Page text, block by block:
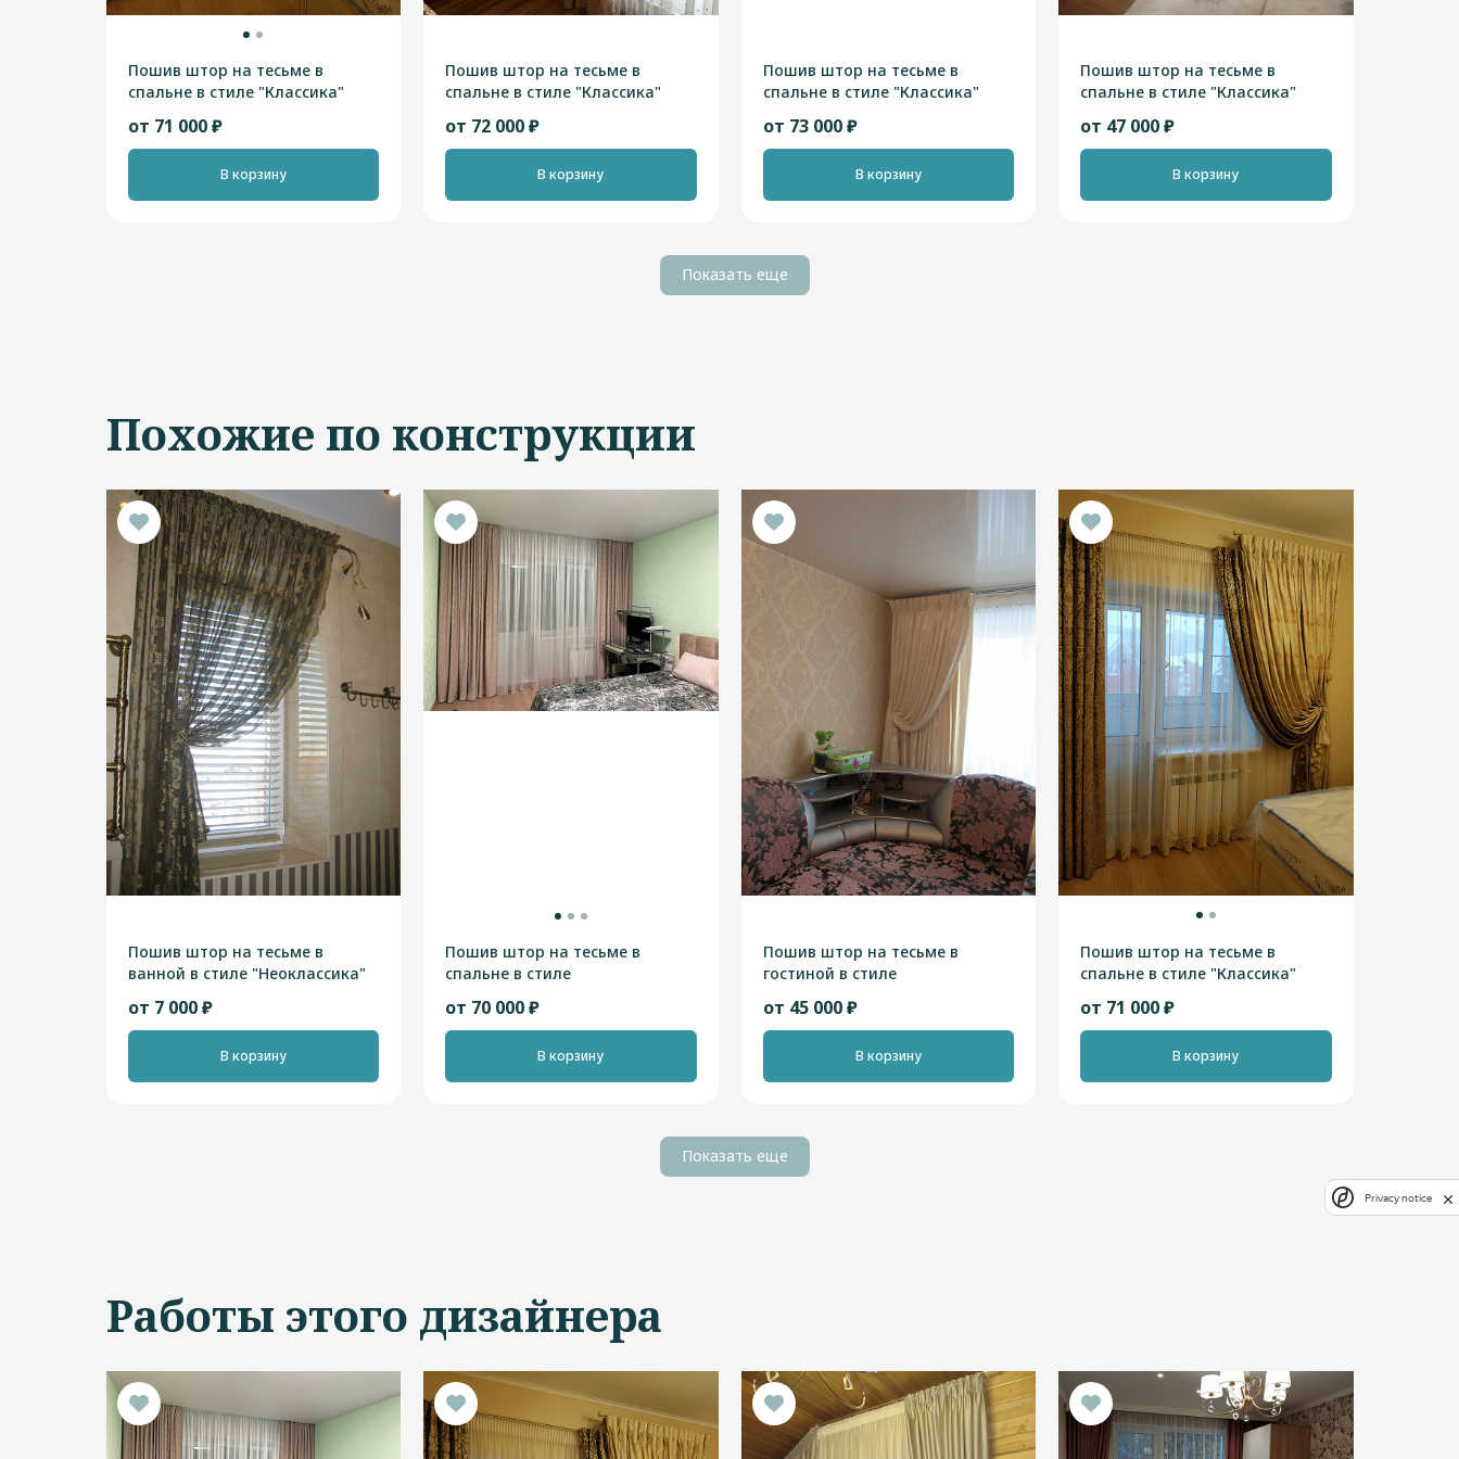
Пошив штор на тесьме в
спальне в стиле "Классика"
от 71 000 ₽
В корзину
Пошив штор на тесьме в
спальне в стиле "Классика"
от 72 000 ₽
В корзину
Пошив штор на тесьме в
спальне в стиле "Классика"
от 73 000 ₽
В корзину
Пошив штор на тесьме в
спальне в стиле "Классика"
от 47 000 ₽
В корзину
Показать еще
Похожие по конструкции
Пошив штор на тесьме в
ванной в стиле "Неоклассика"
от 7 000 ₽
В корзину
Пошив штор на тесьме в
спальне в стиле
от 70 000 ₽
В корзину
Пошив штор на тесьме в
гостиной в стиле
от 45 000 ₽
В корзину
Пошив штор на тесьме в
спальне в стиле "Классика"
от 71 000 ₽
В корзину
Показать еще
Работы этого дизайнера
Privacy notice